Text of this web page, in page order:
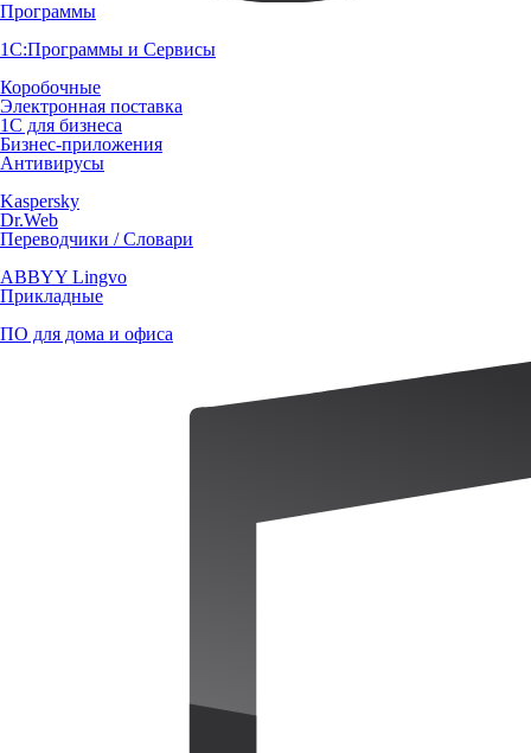
Программы
1С:Программы и Сервисы
Коробочные
Электронная поставка
1С для бизнеса
Бизнес-приложения
Антивирусы
Kaspersky
Dr.Web
Переводчики / Словари
ABBYY Lingvo
Прикладные
ПО для дома и офиса